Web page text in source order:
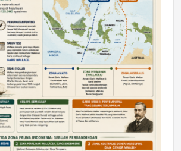
DAERAH
Astra Motor Kalimantan Timur 2 Dukung
Mahasiswa Samarinda dalam Astra
Honda SDGs Future Leaders 2026
Jumat, 10 Jul 2026 19:01